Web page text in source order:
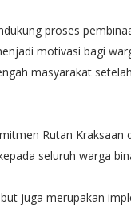
proses
motivasi bagi
masyarakat
Rutan Kraksaan
seluruh warga
juga merupakan